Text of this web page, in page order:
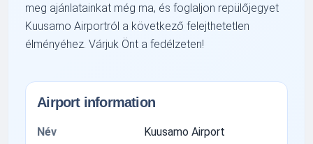
meg ajánlatainkat még ma, és foglaljon repülőjegyet
Kuusamo Airportról a következő felejthetetlen
élményéhez. Várjuk Önt a fedélzeten!
Airport information
Név
Kuusamo Airport